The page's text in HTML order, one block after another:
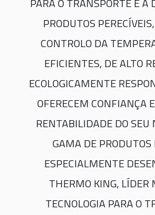
PARA O TRANSPORTE E A
PRODUTOS
CONTROLO DA
EFICIENTES, DE ALTO
ECOLOGICAMENTE
OFERECEM CONFIANÇA
RENTABILIDADE DO SEU
GAMA DE PRODUTOS
ESPECIALMENTE
THERMO KING,
TECNOLOGIA PARA O